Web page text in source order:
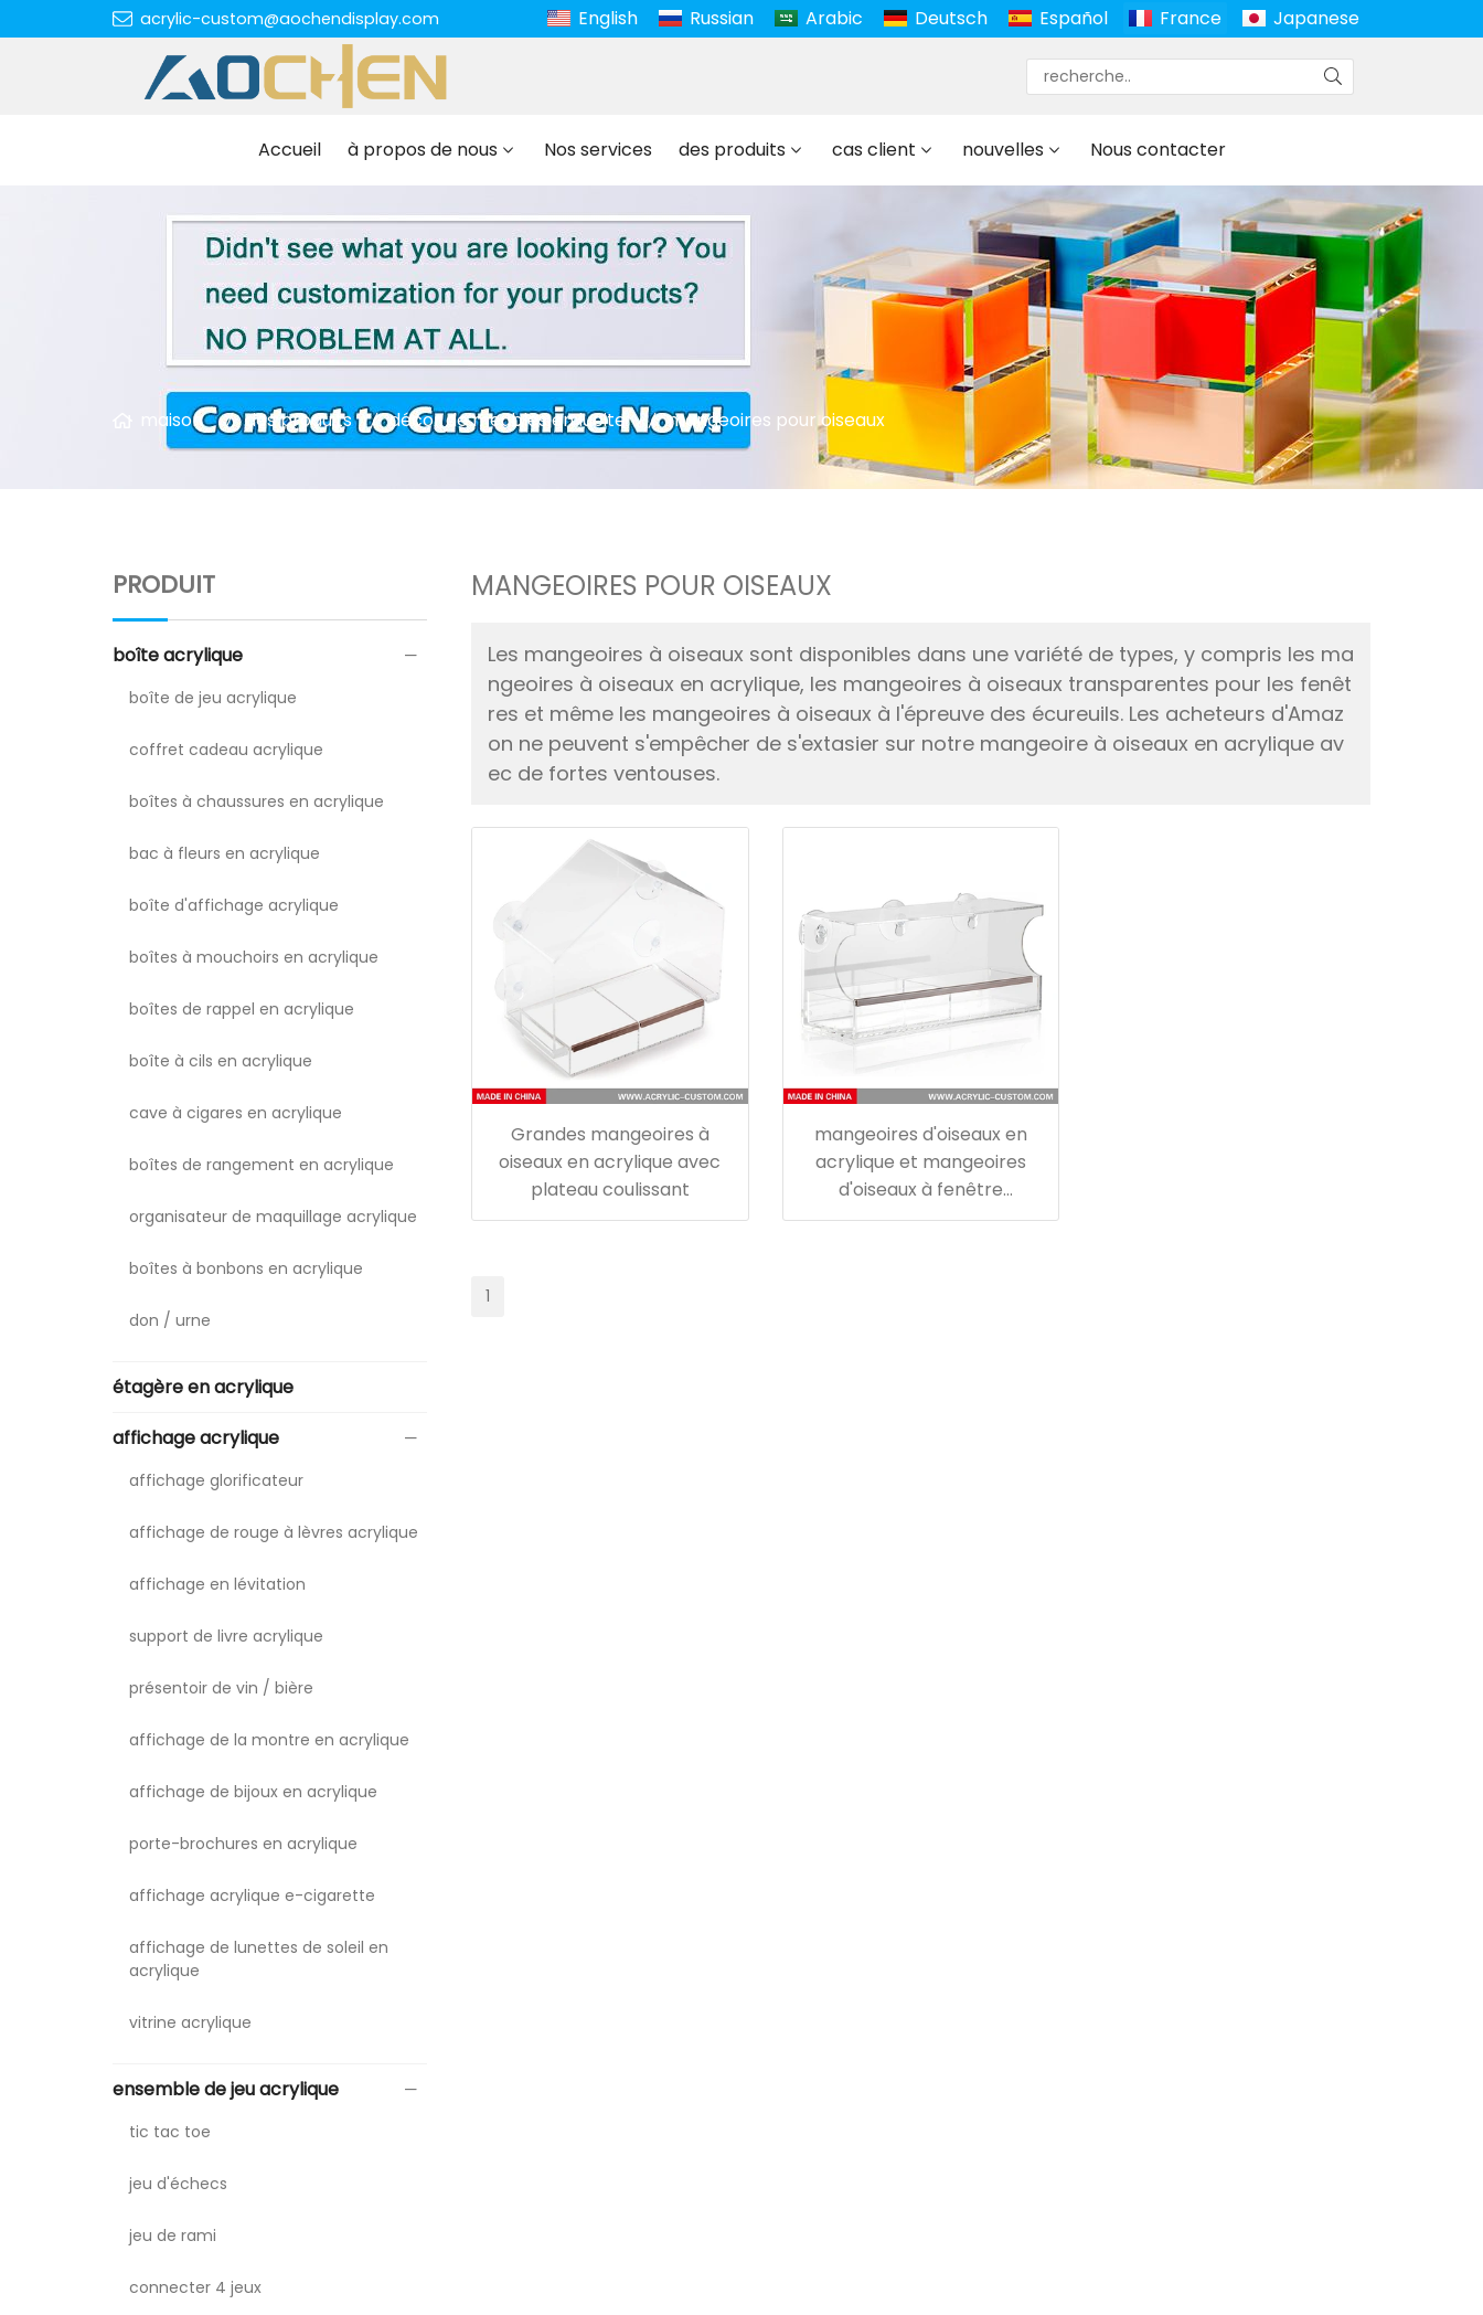
acrylic-custom@aochendisplay.com English Russian Arabic Deutsch Español France Japanese
Accueil à propos de nous Nos services des produits cas client nouvelles Nous contacter
maison des produits décor de meubles en lucite mangeoires pour oiseaux
PRODUIT
boîte acrylique
boîte de jeu acrylique
coffret cadeau acrylique
boîtes à chaussures en acrylique
bac à fleurs en acrylique
boîte d'affichage acrylique
boîtes à mouchoirs en acrylique
boîtes de rappel en acrylique
boîte à cils en acrylique
cave à cigares en acrylique
boîtes de rangement en acrylique
organisateur de maquillage acrylique
boîtes à bonbons en acrylique
don / urne
étagère en acrylique
affichage acrylique
affichage glorificateur
affichage de rouge à lèvres acrylique
affichage en lévitation
support de livre acrylique
présentoir de vin / bière
affichage de la montre en acrylique
affichage de bijoux en acrylique
porte-brochures en acrylique
affichage acrylique e-cigarette
affichage de lunettes de soleil en
acrylique
vitrine acrylique
ensemble de jeu acrylique
tic tac toe
jeu d'échecs
jeu de rami
connecter 4 jeux
MANGEOIRES POUR OISEAUX
Les mangeoires à oiseaux sont disponibles dans une variété de types, y compris les ma
ngeoires à oiseaux en acrylique, les mangeoires à oiseaux transparentes pour les fenêt
res et même les mangeoires à oiseaux à l'épreuve des écureuils. Les acheteurs d'Amaz
on ne peuvent s'empêcher de s'extasier sur notre mangeoire à oiseaux en acrylique av
ec de fortes ventouses.
Grandes mangeoires à
oiseaux en acrylique avec
plateau coulissant
mangeoires d'oiseaux en
acrylique et mangeoires
d'oiseaux à fenêtre
transparente avec
1